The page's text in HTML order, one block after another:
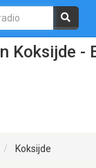
Koksijde -
Koksijde